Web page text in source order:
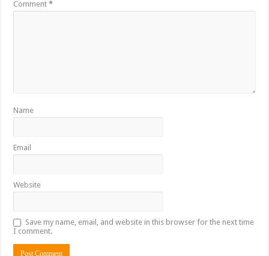
Comment*
Name
Email
Website
Save my name, email, and website in this browser for the next time
I comment.